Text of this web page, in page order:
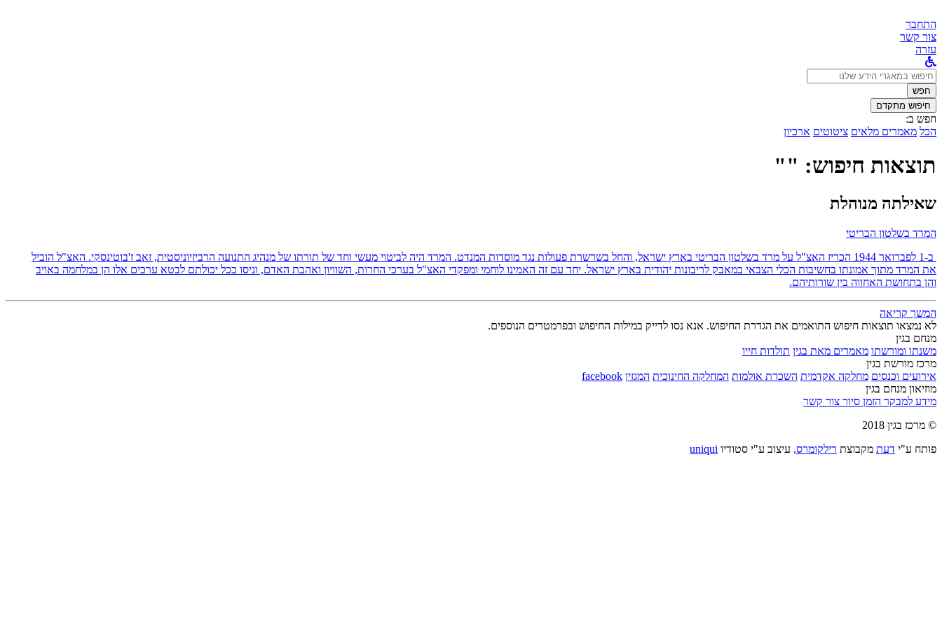
התחבר
צור קשר
עזרה
לחפש
ב:חפש
חיפוש מתקדם
חפש ב:
הכל מאמרים מלאים ציטוטים ארכיון
תוצאות חיפוש: ""
שאילתה מנוהלת
המרד בשלטון הבריטי
ב-1 לפברואר 1944 הכריז האצ"ל על מרד בשלטון הבריטי בארץ ישראל, והחל בשרשרת פעולות נגד מוסדות המנדט. המרד היה לביטוי מעשי וחד של תורתו של מנהיג התנועה הרביזיוניסטית, זאב ז'בוטינסקי. האצ"ל הוביל
את המרד מתוך אמונתו בחשיבות הכלי הצבאי במאבק לריבונות יהודית בארץ ישראל. יחד עם זה האמינו לוחמי ומפקדי האצ"ל בערכי החרות, השוויון ואהבת האדם, וניסו ככל יכולתם לבטא ערכים אלו הן במלחמה באויב
והן בתחושת האחווה בין שורותיהם.
המשך קריאה
לא נמצאו תוצאות חיפוש התואמים את הגדרת החיפוש. אנא נסו לדייק במילות החיפוש ובפרמטרים הנוספים.
מנחם בגין
משנתו ומורשתו מאמרים מאת בגין תולדות חייו
מרכז מורשת בגין
אירועים וכנסים מחלקה אקדמית השכרת אולמות המחלקה החינוכית המגזין facebook
מוזיאון מנחם בגין
מידע למבקר הזמן סיור צור קשר
© מרכז בגין 2018
פותח ע"י דעת מקבוצת רילקומרס, עיצוב ע"י סטודיו uniqui